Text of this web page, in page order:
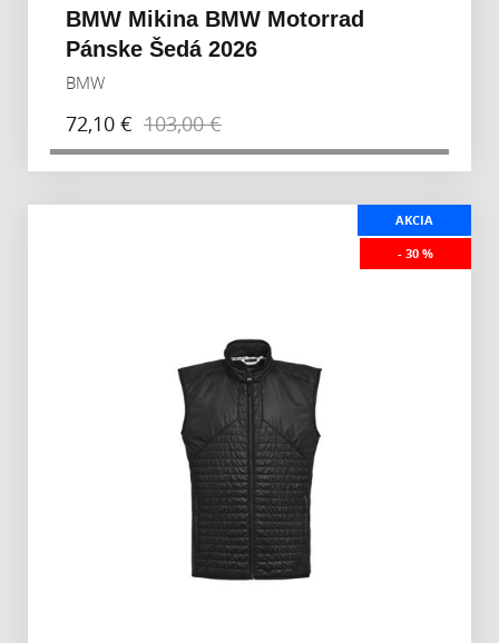
BMW Mikina BMW Motorrad
Pánske Šedá 2026
BMW
72,10 € 103,00 €
AKCIA
- 30 %